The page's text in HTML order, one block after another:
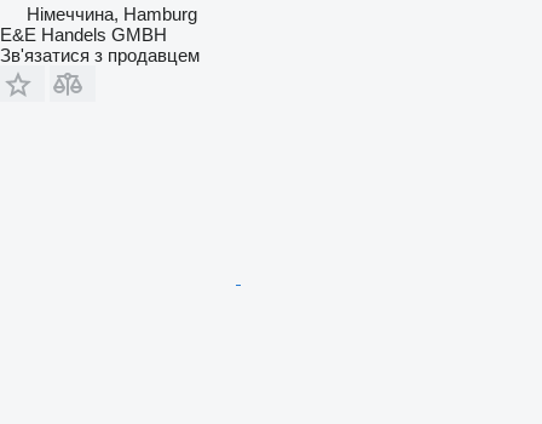
Німеччина, Hamburg
E&E Handels GMBH
Зв'язатися з продавцем